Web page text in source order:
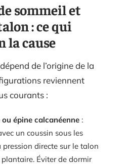
sommeil et
: ce qui
la cause
de l’origine de la
reviennent
courants :
épine calcanéenne :
un coussin sous les
directe sur le talon
Éviter de dormir